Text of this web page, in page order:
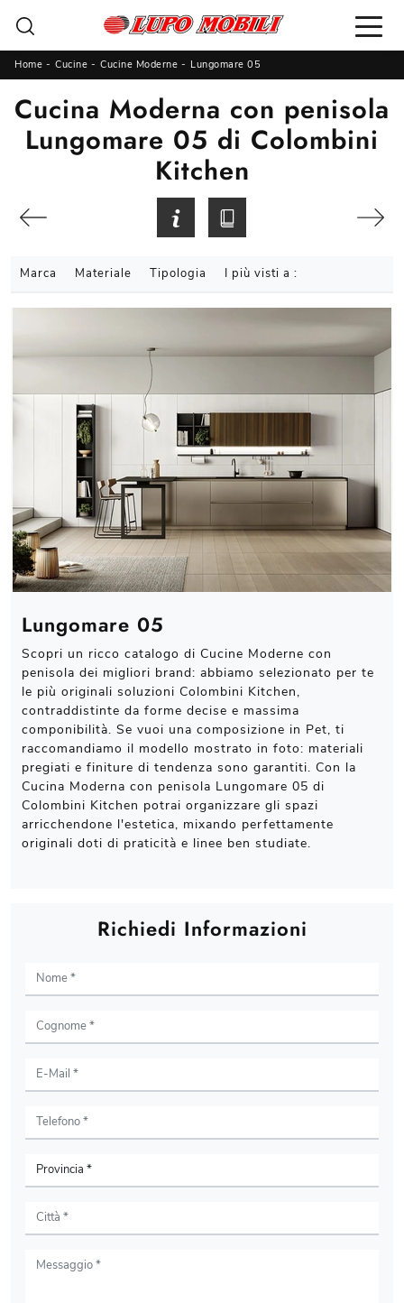
Home - Cucine - Cucine Moderne - Lungomare 05
Cucina Moderna con penisola
Lungomare 05 di Colombini
Kitchen
Marca Materiale Tipologia I più visti a :
Lungomare 05
Scopri un ricco catalogo di Cucine Moderne con
penisola dei migliori brand: abbiamo selezionato per te
le più originali soluzioni Colombini Kitchen,
contraddistinte da forme decise e massima
componibilità. Se vuoi una composizione in Pet, ti
raccomandiamo il modello mostrato in foto: materiali
pregiati e finiture di tendenza sono garantiti. Con la
Cucina Moderna con penisola Lungomare 05 di
Colombini Kitchen potrai organizzare gli spazi
arricchendone l'estetica, mixando perfettamente
originali doti di praticità e linee ben studiate.
Richiedi Informazioni